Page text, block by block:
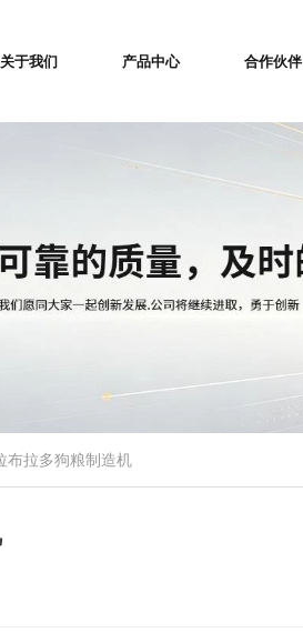
关于我们 产品中心 合作伙伴
布拉多狗粮制造机